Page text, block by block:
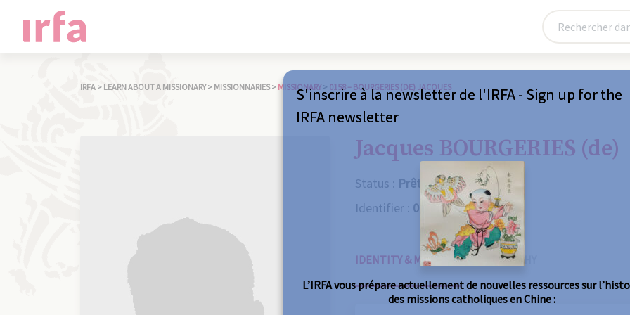
IRFA > LEARN ABOUT A MISSIONARY > MISSIONNARIES > MISSIONARY > 0158 – BOURGERIES (DE) JACQUES
Jacques BOURGERIES (de)
Status : Prêtre
Identifier : 0158
IDENTITY & MISSIONS BIOGRAPHY
S'inscrire à la newsletter de l'IRFA - Sign up for the
IRFA newsletter
L’IRFA vous prépare actuellement de nouvelles ressources sur
des missions catholiques en Chine :